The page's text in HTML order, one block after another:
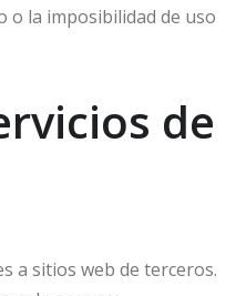
o la imposibilidad de uso
de
a sitios web de terceros.